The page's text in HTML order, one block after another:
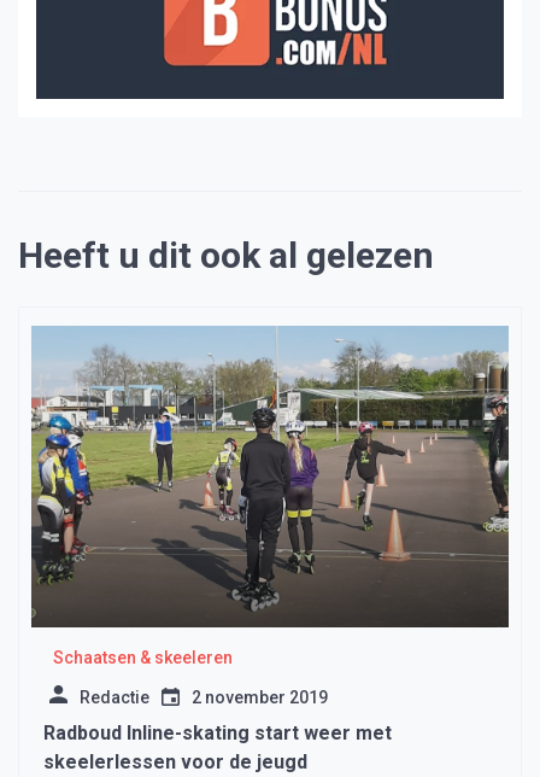
Heeft u dit ook al gelezen
Schaatsen & skeeleren
Redactie 2 november 2019
Radboud Inline-skating start weer met
skeelerlessen voor de jeugd